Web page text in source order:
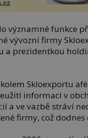
významné funkce
vývozní firmy
a prezidentkou
Skloexportu
informací v
a ve vazbě stráví
firmy, což